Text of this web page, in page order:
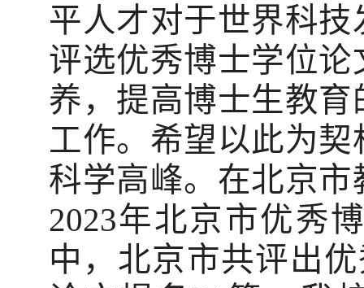
平人才对于世界科
评选优秀博士学位
养，提高博士生教
工作。希望以此为
科学高峰。在北京
2023年北京市优秀
中，北京市共评出